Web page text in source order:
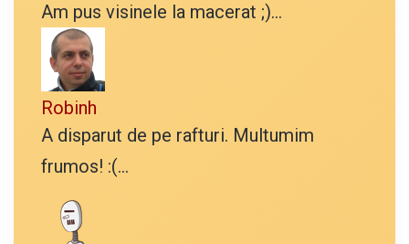
Am pus visinele la macerat ;)...
Robinh
A disparut de pe rafturi. Multumim
frumos! :(...